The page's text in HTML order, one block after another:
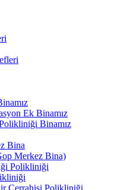
Ek Binamız
Binamız
Bina
Merkez Bina)
Polikliniği
Cerrahisi Polikliniği